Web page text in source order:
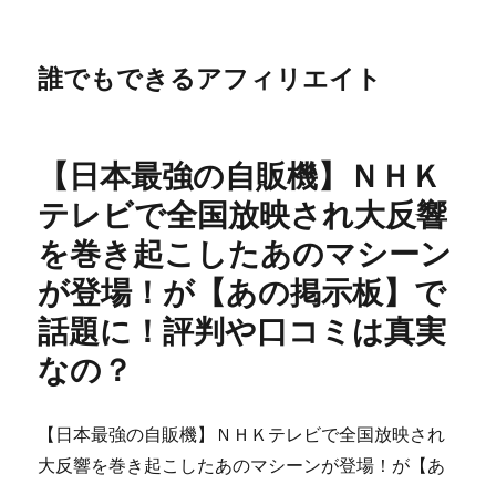
誰でもできるアフィリエイト
【日本最強の自販機】ＮＨＫ
テレビで全国放映され大反響
を巻き起こしたあのマシーン
が登場！が【あの掲示板】で
話題に！評判や口コミは真実
なの？
【日本最強の自販機】ＮＨＫテレビで全国放映され
大反響を巻き起こしたあのマシーンが登場！が【あ